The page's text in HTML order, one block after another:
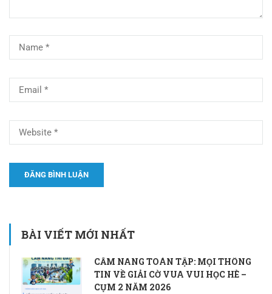
BÀI VIẾT MỚI NHẤT
CẨM NANG TOÀN TẬP: MỌI THÔNG
TIN VỀ GIẢI CỜ VUA VUI HỌC HÈ –
CỤM 2 NĂM 2026